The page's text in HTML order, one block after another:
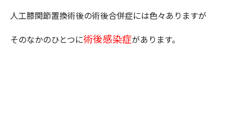
人工膝関節置換術後の術後合併症には色々ありますが
そのなかのひとつに術後感染症があります。